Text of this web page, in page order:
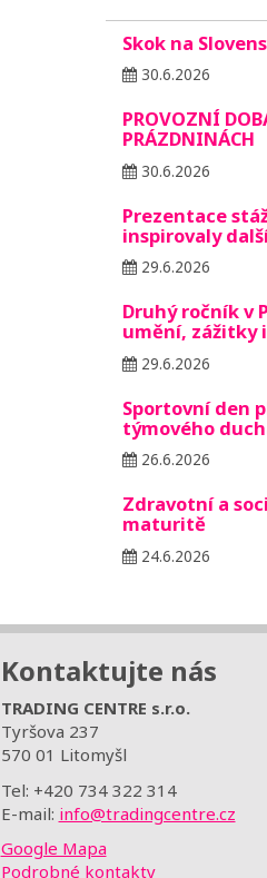
Skok na
30.6.2026
PROVOZNÍ
PRÁZDNINÁCH
30.6.2026
Prezentace
inspirovaly
29.6.2026
Druhý ročník v
umění, zážitky
29.6.2026
Sportovní den
týmového
26.6.2026
Zdravotní a
maturitě
24.6.2026
Kontaktujte nás
TRADING CENTRE s.r.o.
Tyršova 237
570 01 Litomyšl
Tel: +420 734 322 314
E-mail: info@tradingcentre.cz
Google Mapa
Podrobné kontakty